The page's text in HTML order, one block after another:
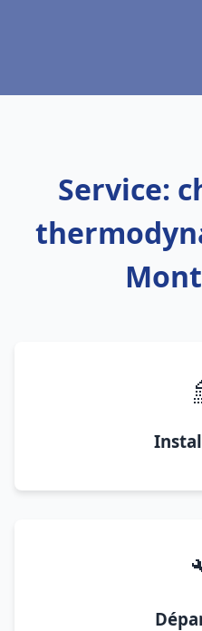
Service: